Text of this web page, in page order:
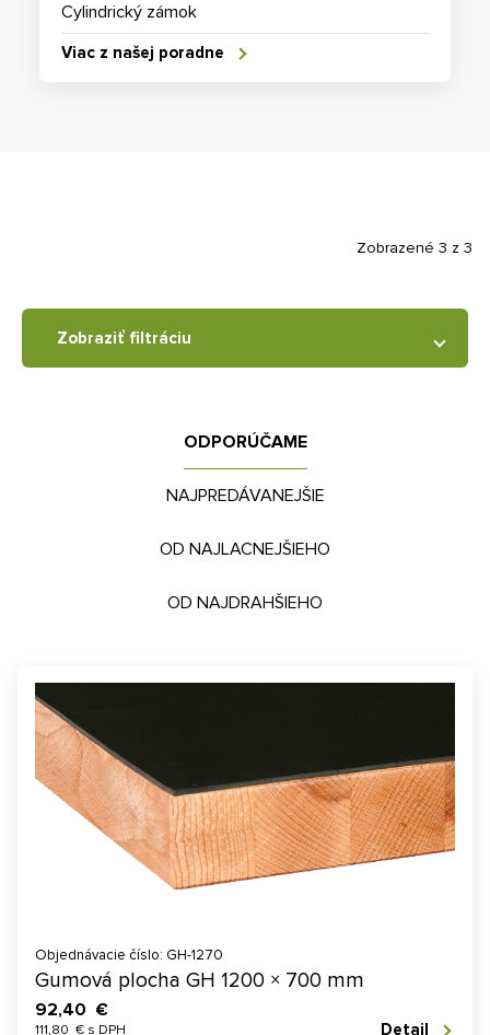
Cylindrický zámok
Viac z našej poradne
ODPORÚČAME
NAJPREDÁVANEJŠIE
OD NAJLACNEJŠIEHO
OD NAJDRAHŠIEHO
Objednávacie číslo: GH-1270
Gumová plocha GH 1200 × 700 mm
92,40 €
111,80 € s DPH Detail
Zobrazené 3 z 3
Zobraziť filtráciu